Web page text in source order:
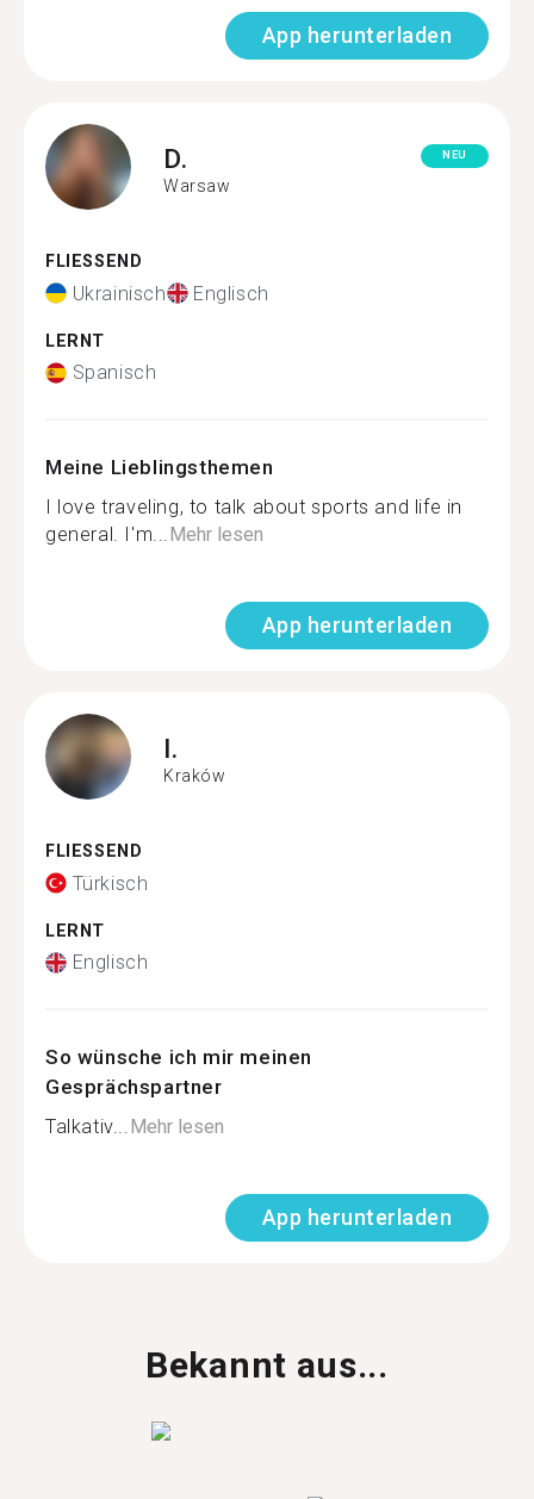
App herunterladen
D.
Warsaw
NEU
FLIESSEND
Ukrainisch Englisch
LERNT
Spanisch
Meine Lieblingsthemen
I love traveling, to talk about sports and life in
general. I'm...Mehr lesen
App herunterladen
I.
Kraków
FLIESSEND
Türkisch
LERNT
Englisch
So wünsche ich mir meinen
Gesprächspartner
Talkativ...Mehr lesen
App herunterladen
Bekannt aus...